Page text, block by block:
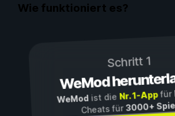
Wie funktioniert es?
Schritt 1
WeMod
WeMod ist die Nr. 1-Appfür
Cheats für3000+